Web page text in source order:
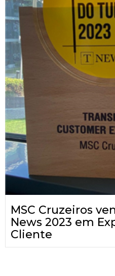
MSC Cruzeiros
News 2023 em
Cliente